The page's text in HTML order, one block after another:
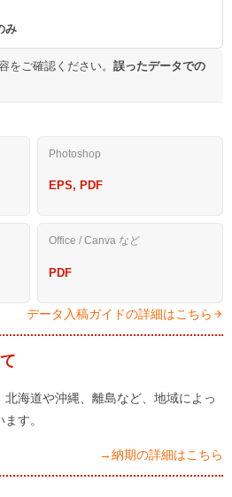
み
をご確認ください。 誤ったデータでの
Photoshop
EPS, PDF
Office / Canva など
PDF
データ入稿ガイドの詳細はこちら
北海道や沖縄、離島など、地域によっ
す。
→納期の詳細はこちら